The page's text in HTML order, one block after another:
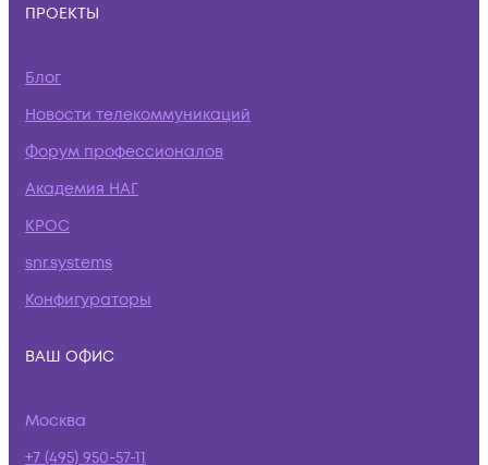
ПРОЕКТЫ
Блог
Новости телекоммуникаций
Форум профессионалов
Академия НАГ
КРОС
snr.systems
Конфигураторы
ВАШ ОФИС
Москва
+7 (495) 950-57-11